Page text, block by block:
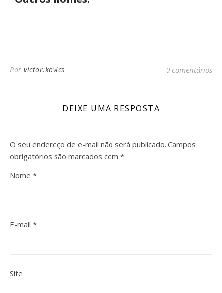
Por victor.kovics 0 comentários
DEIXE UMA RESPOSTA
O seu endereço de e-mail não será publicado. Campos
obrigatórios são marcados com *
Nome *
E-mail *
Site